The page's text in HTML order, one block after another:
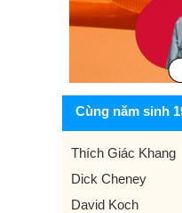
Cùng năm sinh
Thích Giác Khang
Dick Cheney
David Koch